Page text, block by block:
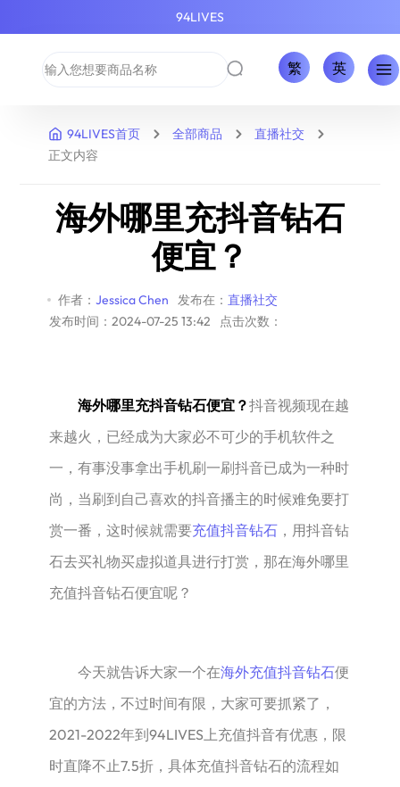
94LIVES
繁 英
94LIVES首页 全部商品
直播社交
正文内容
海外哪里充抖音钻石
便宜？
作者： Jessica Chen 发布在： 直播社交
发布时间：2024-07-25 13:42
点击次数：
海外哪里充抖音钻石便宜？抖音视频现在越
来越火，已经成为大家必不可少的手机软件之
一，有事没事拿出手机刷一刷抖音已成为一种时
尚，当刷到自己喜欢的抖音播主的时候难免要打
赏一番，这时候就需要充值抖音钻石，用抖音钻
石去买礼物买虚拟道具进行打赏，那在海外哪里
充值抖音钻石便宜呢？
今天就告诉大家一个在海外充值抖音钻石便
宜的方法，不过时间有限，大家可要抓紧了，
2021-2022年到94LIVES上充值抖音有优惠，限
时直降不止7.5折，具体充值抖音钻石的流程如